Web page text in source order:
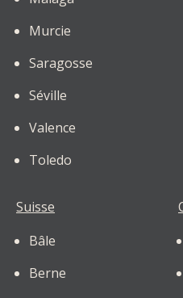
Murcie
Saragosse
Séville
Valence
Toledo
Suisse
Bâle
Berne